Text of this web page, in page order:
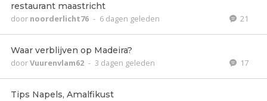
restaurant maastricht
door noorderlicht76 - 6 dagen geleden 21
Waar verblijven op Madeira?
doorVuurenvlam62 - 3 dagen geleden 17
Tips Napels, Amalfikust